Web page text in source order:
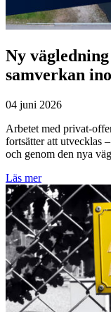
Ny
samverkan
04 juni 2026
Arbetet med privat-
fortsätter att utvecklas
och genom den nya
Läs mer